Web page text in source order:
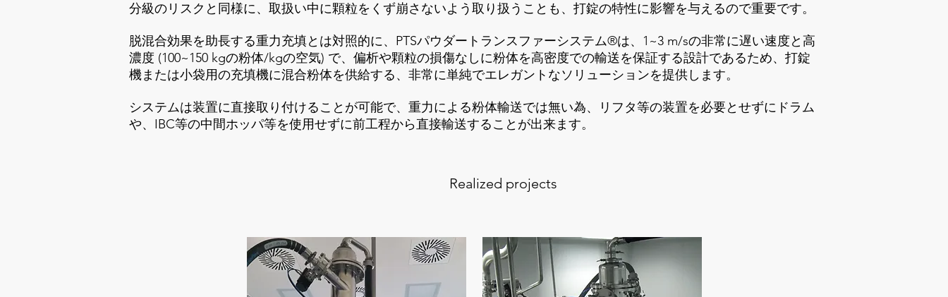
分級のリスクと同様に、取扱い中に顆粒をくず崩さないよう取り扱うことも、打錠の特性に影響を与えるので重要です。
脱混合効果を助長する重力充填とは対照的に、PTSパウダートランスファーシステム®は、1~3 m/sの非常に遅い速度と高
濃度 (100~150 kgの粉体/kgの空気) で、偏析や顆粒の損傷なしに粉体を高密度での輸送を保証する設計であるため、打錠
機または小袋用の充填機に混合粉体を供給する、非常に単純でエレガントなソリューションを提供します。
システムは装置に直接取り付けることが可能で、重力による粉体輸送では無い為、リフタ等の装置を必要とせずにドラム
や、IBC等の中間ホッパ等を使用せずに前工程から直接輸送することが出来ます。
Realized projects